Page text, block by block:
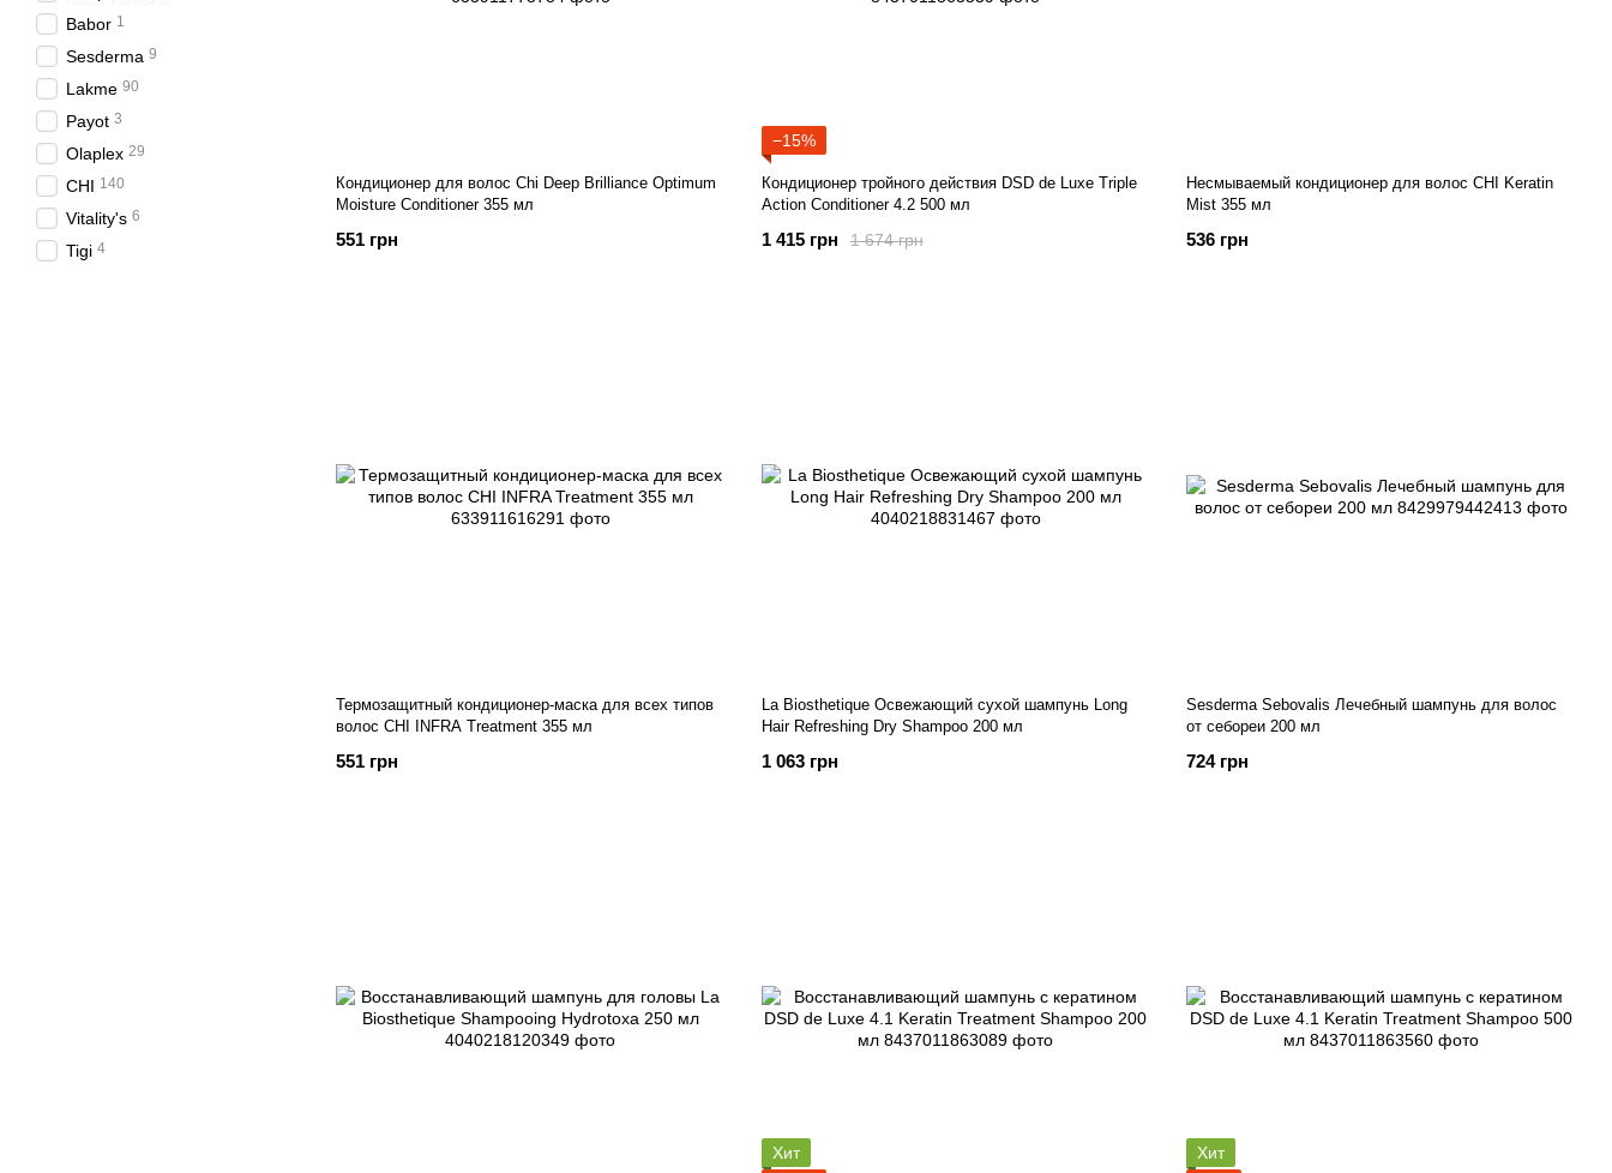
Кондиционер для волос Chi Deep Brilliance Optimum
Moisture Conditioner 355 мл
551 грн
−15%
Кондиционер тройного действия DSD de Luxe Triple
Action Conditioner 4.2 500 мл
1 674 грн
1 415 грн
Несмываемый кондиционер для волос CHI Keratin
Mist 355 мл
536 грн
Термозащитный кондиционер-маска для всех типов
волос CHI INFRA Treatment 355 мл
551 грн
La Biosthetique Освежающий сухой шампунь Long
Hair Refreshing Dry Shampoo 200 мл
1 063 грн
Sesderma Sebovalis Лечебный шампунь для волос
от себореи 200 мл
724 грн
Хит
Хит
Babor 1
Sesderma 9
Lakme 90
Payot 3
Olaplex 29
CHI 140
Vitality's 6
Tigi 4